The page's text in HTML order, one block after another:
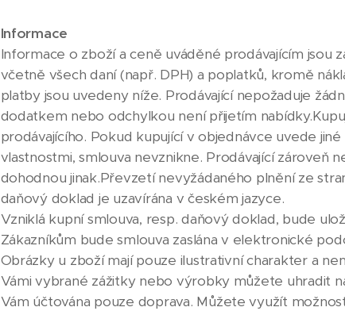
Informace
Informace o zboží a ceně uváděné prodávajícím jsou
včetně všech daní (např. DPH) a poplatků, kromě
platby jsou uvedeny níže. Prodávající nepožaduje
dodatkem nebo odchylkou není přijetím
prodávajícího. Pokud kupující v objednávce uvede
vlastnostmi, smlouva nevznikne. Prodávající zároveň
dohodnou jinak.Převzetí nevyžádaného plnění ze
daňový doklad je uzavírána v českém jazyce.
Vzniklá kupní smlouva, resp. daňový doklad, bude
Zákazníkům bude smlouva zaslána v elektronické
Obrázky u zboží mají pouze ilustrativní charakter a
Vámi vybrané zážitky nebo výrobky můžete uhradit
Vám účtována pouze doprava. Můžete využít